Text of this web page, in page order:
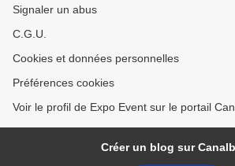
Signaler un abus
C.G.U.
Cookies et données personnelles
Préférences cookies
Voir le profil de Expo Event sur le portail
Créer un blog sur